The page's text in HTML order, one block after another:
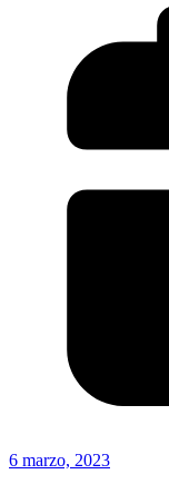
6 marzo, 2023